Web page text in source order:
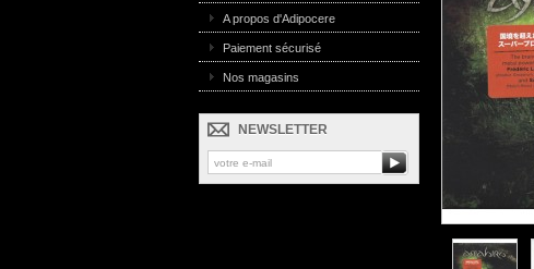
A propos d'Adipocere
Paiement sécurisé
Nos magasins
NEWSLETTER